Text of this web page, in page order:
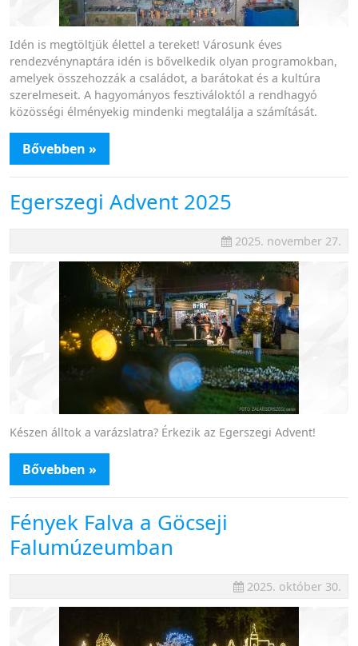
Idén is megtöltjük élettel a tereket! Városunk éves
rendezvénynaptára idén is bővelkedik olyan programokban,
amelyek összehozzák a családot, a barátokat és a kultúra
szerelmeseit. A hagyományos fesztiváloktól a rendhagyó
közösségi élményekig mindenki megtalálja a számítását.
Bővebben »
Egerszegi Advent 2025
2025. november 27.
Készen álltok a varázslatra? Érkezik az Egerszegi Advent!
Bővebben »
Fények Falva a Göcseji
Falumúzeumban
2025. október 30.